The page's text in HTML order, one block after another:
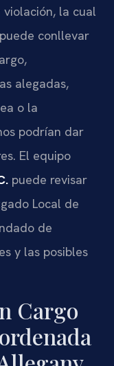
la cual
conllevar
alegadas,
o la
podrían dar
El equipo
puede revisar
Local de
de
y las posibles
Cargo